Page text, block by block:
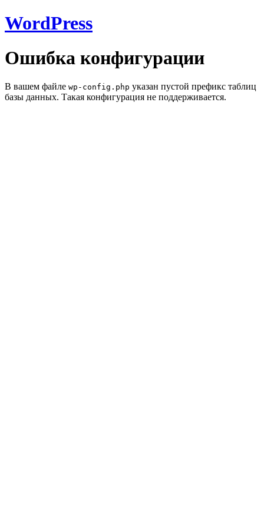
WordPress
Ошибка конфигурации
В вашем файле wp-config.php указан пустой префикс таблиц
базы данных. Такая конфигурация не поддерживается.